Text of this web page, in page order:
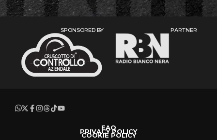
SPONSORED BY PARTNER
FAQ
PRIVACY POLICY
COOKIE POLICY